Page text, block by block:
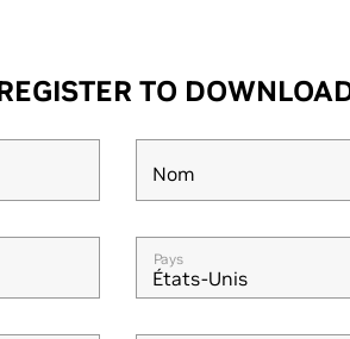
TO
Nom
Pays
États-Unis